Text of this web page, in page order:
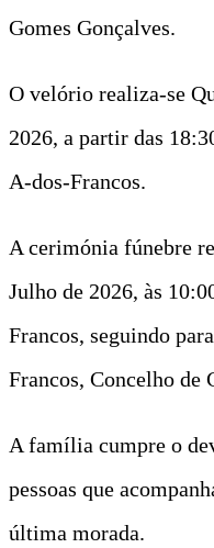
Gomes Gonçalves.
O velório realiza-se
2026, a partir das
A-dos-Francos.
A cerimónia fúnebre
Julho de 2026, às
Francos, seguindo
Francos, Concelho de
A família cumpre o
pessoas que
última morada.